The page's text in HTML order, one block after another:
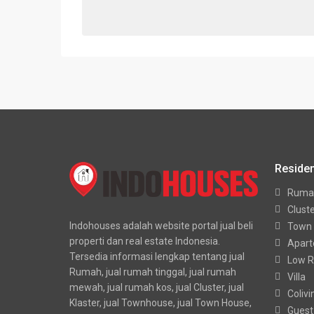
Indohouses adalah website portal jual beli
properti dan real estate Indonesia.
Tersedia informasi lengkap tentang jual
Rumah, jual rumah tinggal, jual rumah
mewah, jual rumah kos, jual Cluster, jual
Klaster, jual Townhouse, jual Town House,
Town
Low
Villa